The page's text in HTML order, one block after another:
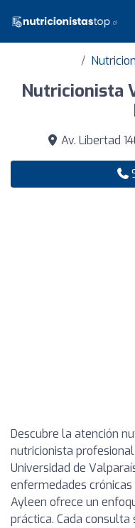
Nutricionista
Av. Libertad
Descubre la atención
nutricionista
Universidad de
enfermedades
Ayleen ofrece un
práctica. Cada consulta